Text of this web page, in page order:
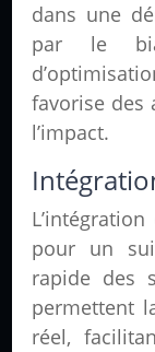
dans une
par le
favorise des
l’impact.
pour un
rapide des
permettent
réel,